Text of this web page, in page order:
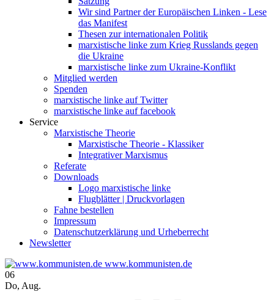
Wir sind Partner der Europäischen Linken - Lese
das Manifest
Thesen zur internationalen Politik
marxistische linke zum Krieg Russlands gegen
die Ukraine
marxistische linke zum Ukraine-Konflikt
Mitglied werden
Spenden
marxistische linke auf Twitter
marxistische linke auf facebook
Service
Marxistische Theorie
Marxistische Theorie - Klassiker
Integrativer Marxismus
Referate
Downloads
Logo marxistische linke
Flugblätter | Druckvorlagen
Fahne bestellen
Impressum
Datenschutzerklärung und Urheberrecht
Newsletter
www.kommunisten.de
06
Do, Aug.